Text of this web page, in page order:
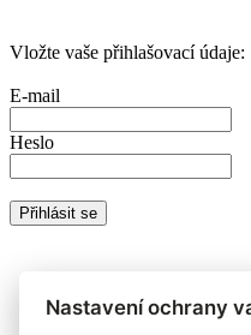
Vložte vaše přihlašovací údaje:
E-mail
Heslo
veškerému
Nastavení ochrany